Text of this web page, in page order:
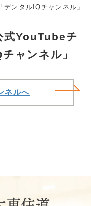
「デンタルIQチャンネル」
式YouTubeチ
ャンネル」
ネルへ